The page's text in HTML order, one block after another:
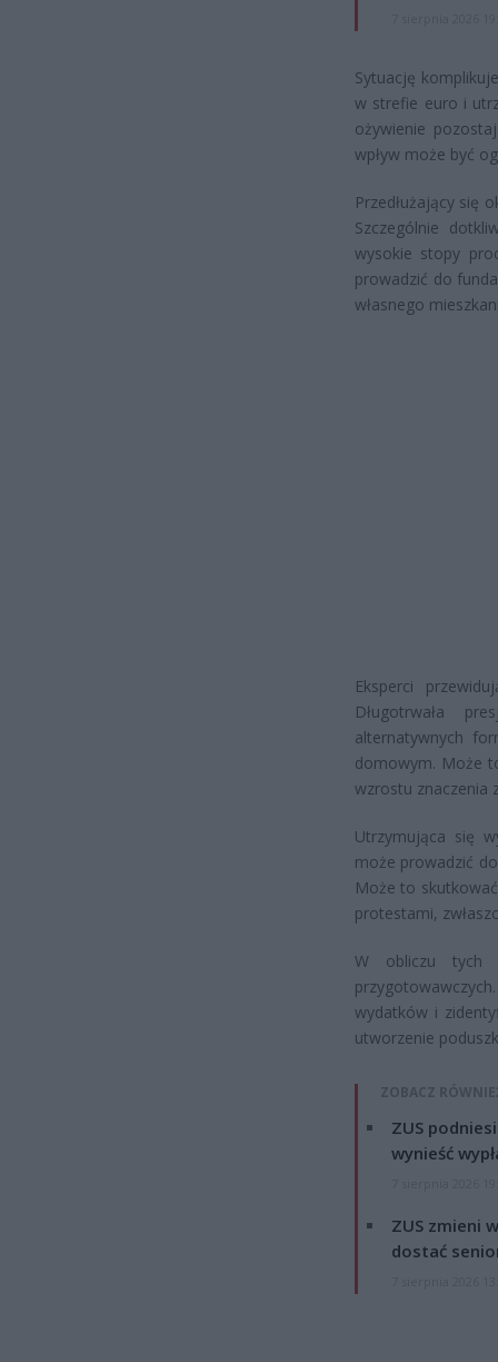
Sytuację
w strefie euro i
ożywienie
wpływ może być
Przedłużający się
Szczególnie
wysokie stopy
prowadzić do
własnego
Eksperci
Długotrwała
alternatywnych
domowym. Może
wzrostu znaczenia
Utrzymująca się
może prowadzić
Może to
protestami,
W obliczu tych
wydatków i
utworzenie
ZOBACZ
ZUS
wynieść
ZUS zmieni
dostać